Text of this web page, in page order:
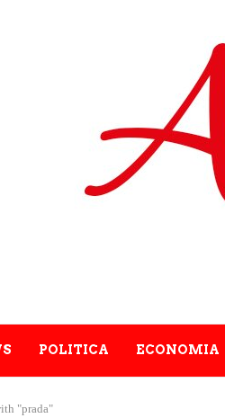
POLITICA ECONOMIA
"prada"